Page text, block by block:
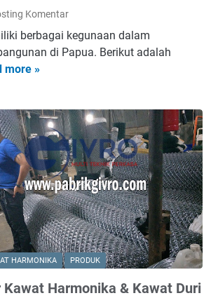
Komentar
berbagai kegunaan dalam
di Papua. Berikut adalah
more »
u
n
a
a
n
K
a
w
a
t
D
HARMONIKA PRODUK
Kawat Harmonika & Kawat Duri